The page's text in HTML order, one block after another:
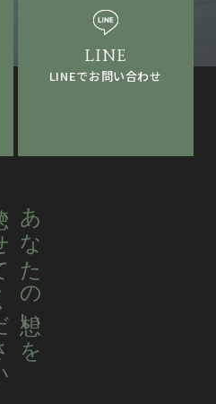
LINEでお問い合わせ
あなたの想いを
い。